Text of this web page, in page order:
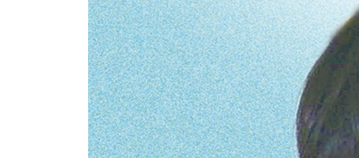
과도한 꾸밈은 나를 지치게 한다
사람 보는 눈
곁에 두고 싶은 좋은 사람들
절대 가까이하지 않는 사람
사회성이 좋다는 말
친절 앞에서 불편할 때
오해는 어디서 시작될까